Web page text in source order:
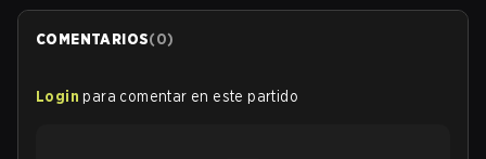
COMENTARIOS(0)
Login para comentar en este partido